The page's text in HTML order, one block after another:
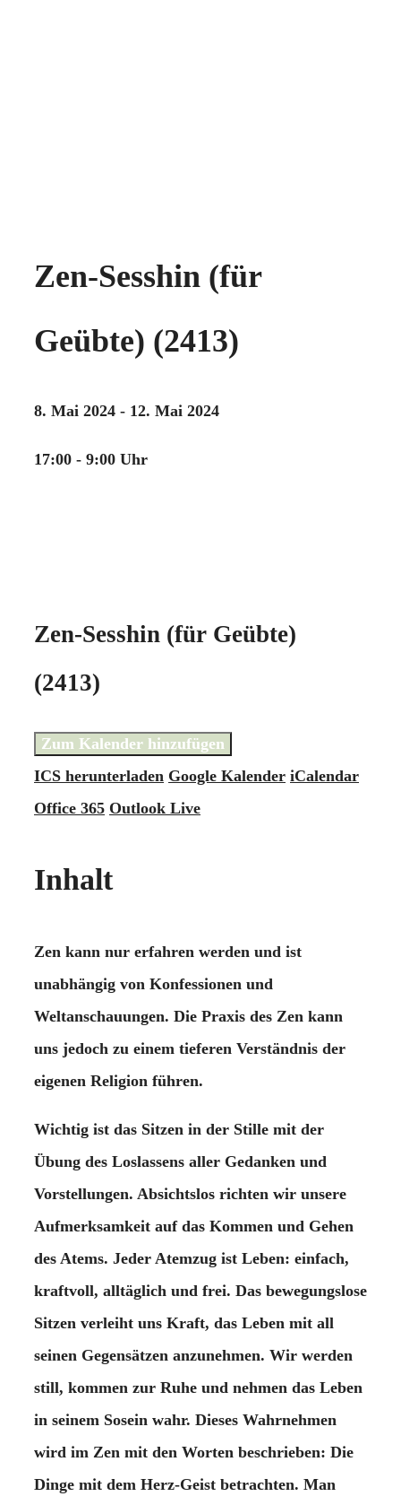
Zen-Sesshin (für
Geübte) (2413)
8. Mai 2024 - 12. Mai 2024
17:00 - 9:00 Uhr
Zen-Sesshin (für Geübte)
(2413)
Zum Kalender hinzufügen
ICS herunterladen Google Kalender iCalendar
Office 365 Outlook Live
Inhalt
Zen kann nur erfahren werden und ist
unabhängig von Konfessionen und
Weltanschauungen. Die Praxis des Zen kann
uns jedoch zu einem tieferen Verständnis der
eigenen Religion führen.
Wichtig ist das Sitzen in der Stille mit der
Übung des Loslassens aller Gedanken und
Vorstellungen. Absichtslos richten wir unsere
Aufmerksamkeit auf das Kommen und Gehen
des Atems. Jeder Atemzug ist Leben: einfach,
kraftvoll, alltäglich und frei. Das bewegungslose
Sitzen verleiht uns Kraft, das Leben mit all
seinen Gegensätzen anzunehmen. Wir werden
still, kommen zur Ruhe und nehmen das Leben
in seinem Sosein wahr. Dieses Wahrnehmen
wird im Zen mit den Worten beschrieben: Die
Dinge mit dem Herz-Geist betrachten. Man